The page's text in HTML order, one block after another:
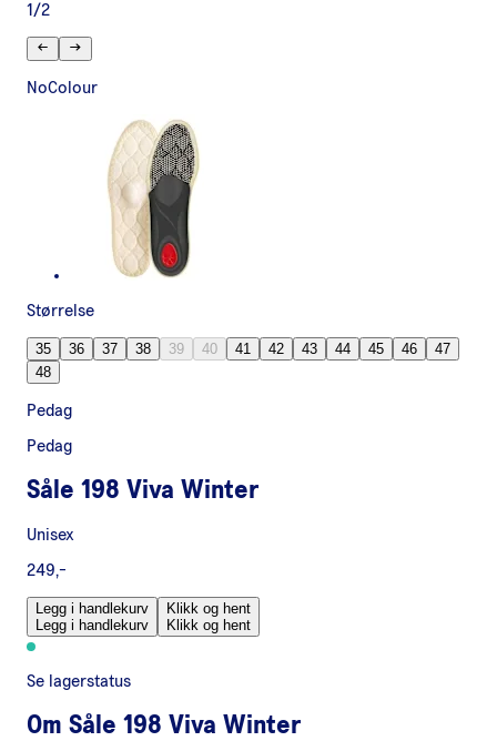
1 /2
NoColour
Størrelse
35 36 37 38 39 40 41 42 43 44 45 46
47
48
Pedag
Pedag
Såle 198 Viva Winter
Unisex
249,-
Legg i handlekurv
Legg i handlekurv
Klikk og hent
Klikk og hent
Se lagerstatus
Om Såle 198 Viva Winter